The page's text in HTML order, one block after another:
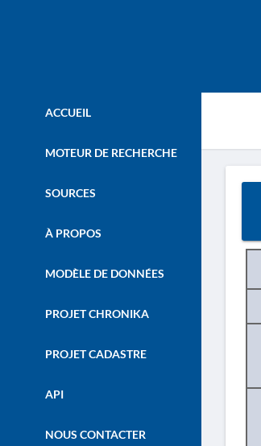
ACCUEIL
MOTEUR DE RECHERCHE
SOURCES
À PROPOS
MODÈLE DE DONNÉES
PROJET CHRONIKA
PROJET CADASTRE
API
NOUS CONTACTER